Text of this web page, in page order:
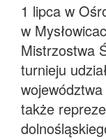
1 lipca w
w
Mistrzostwa
turnieju
także